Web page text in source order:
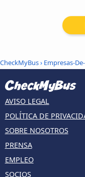
CheckMyBus› Empresas-
AVISO LEGAL
POLÍTICA DE
SOBRE NOSOTROS
PRENSA
EMPLEO
SOCIOS